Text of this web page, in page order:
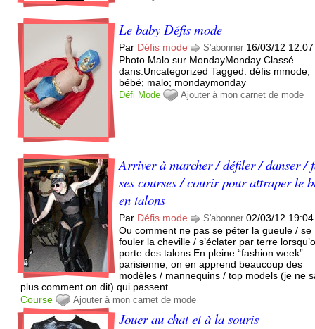
Le baby Défis mode
Par Défis mode S'abonner 16/03/12 12:07
Photo Malo sur MondayMonday Classé
dans:Uncategorized Tagged: défis mmode;
bébé; malo; mondaymonday
Défi Mode Ajouter à mon carnet de mode
Arriver à marcher / défiler / danser /
ses courses / courir pour attraper le
en talons
Par Défis mode S'abonner 02/03/12 19:04
Ou comment ne pas se péter la gueule / se
fouler la cheville / s’éclater par terre
porte des talons En pleine “fashion week”
parisienne, on en apprend beaucoup des
modèles / mannequins / top models (je ne
plus comment on dit) qui passent...
Course
Ajouter à mon carnet de mode
Jouer au chat et à la souris